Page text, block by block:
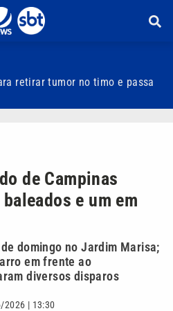
retirar tumor no timo e passa
de Campinas
e um em
domingo no Jardim Marisa;
em frente ao
diversos disparos
2026 | 13:30